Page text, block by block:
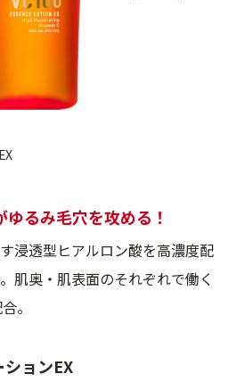
るみ毛穴を攻める！
浸透型ヒアルロン酸を高濃度配
肌奥・肌表面のそれぞれで働く
。
ョンEX